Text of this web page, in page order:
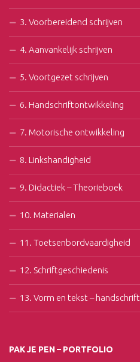
3. Voorbereidend schrijven
4. Aanvankelijk schrijven
5. Voortgezet schrijven
6. Handschriftontwikkeling
7. Motorische ontwikkeling
8. Linkshandigheid
9. Didactiek – Theorieboek
10. Materialen
11. Toetsenbordvaardigheid
12. Schriftgeschiedenis
13. Vorm en tekst – handschrift
PAK JE PEN – PORTFOLIO